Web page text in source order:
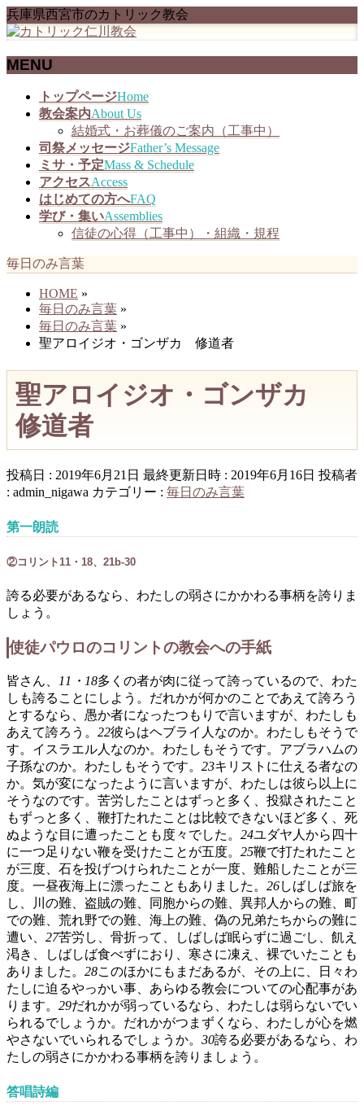
兵庫県西宮市のカトリック教会
MENU
トップページHome
教会案内About Us
結婚式・お葬儀のご案内（工事中）
司祭メッセージFather’s Message
ミサ・予定Mass & Schedule
アクセスAccess
はじめての方へFAQ
学び・集いAssemblies
信徒の心得（工事中）・組織・規程
毎日のみ言葉
HOME »
毎日のみ言葉 »
毎日のみ言葉 »
聖アロイジオ・ゴンザカ 修道者
聖アロイジオ・ゴンザカ
修道者
投稿日 : 2019年6月21日 最終更新日時 : 2019年6月16日 投稿者
: admin_nigawa カテゴリー : 毎日のみ言葉
第一朗読
②コリント11・18、21b-30
誇る必要があるなら、わたしの弱さにかかわる事柄を誇りま
しょう。
使徒パウロのコリントの教会への手紙
皆さん、 11・18多くの者が肉に従って誇っているので、わた
しも誇ることにしよう。だれかが何かのことであえて誇ろう
とするなら、愚か者になったつもりで言いますが、わたしも
あえて誇ろう。 22彼らはヘブライ人なのか。わたしもそうで
す。イスラエル人なのか。わたしもそうです。アブラハムの
子孫なのか。わたしもそうです。 23キリストに仕える者なの
か。気が変になったように言いますが、わたしは彼ら以上に
そうなのです。苦労したことはずっと多く、投獄されたこと
もずっと多く、鞭打たれたことは比較できないほど多く、死
ぬような目に遭ったことも度々でした。 24ユダヤ人から四十
に一つ足りない鞭を受けたことが五度。 25鞭で打たれたこと
が三度、石を投げつけられたことが一度、難船したことが三
度。一昼夜海上に漂ったこともありました。 26しばしば旅を
し、川の難、盗賊の難、同胞からの難、異邦人からの難、町
での難、荒れ野での難、海上の難、偽の兄弟たちからの難に
遭い、 27苦労し、骨折って、しばしば眠らずに過ごし、飢え
渇き、しばしば食べずにおり、寒さに凍え、裸でいたことも
ありました。 28このほかにもまだあるが、その上に、日々わ
たしに迫るやっかい事、あらゆる教会についての心配事があ
ります。 29だれかが弱っているなら、わたしは弱らないでい
られるでしょうか。だれかがつまずくなら、わたしが心を燃
やさないでいられるでしょうか。 30誇る必要があるなら、わ
たしの弱さにかかわる事柄を誇りましょう。
答唱詩編